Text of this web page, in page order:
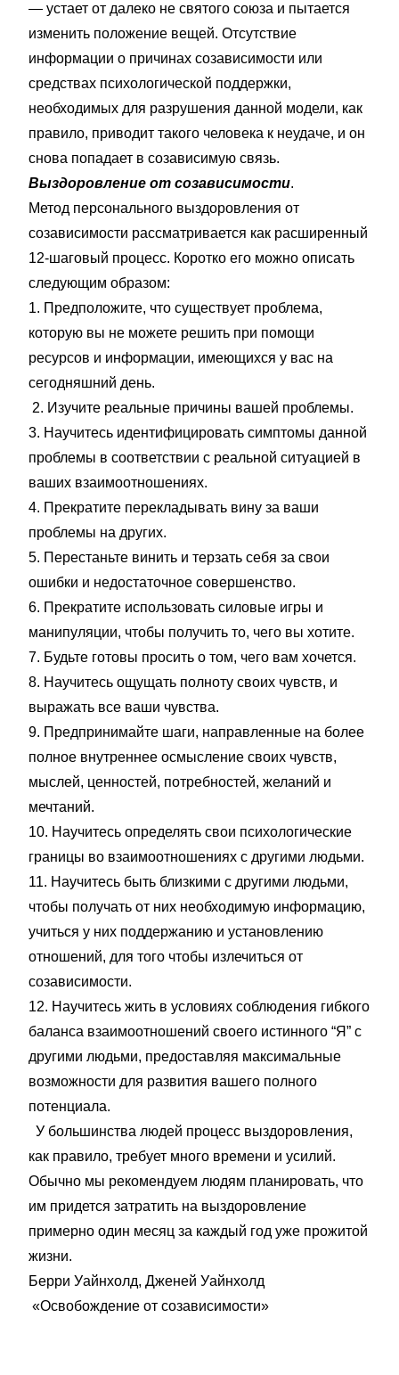
— устает от далеко не святого союза и пытается
изменить положение вещей. Отсутствие
информации о причинах созависимости или
средствах психологической поддержки,
необходимых для разрушения данной модели, как
правило, приводит такого человека к неудаче, и он
снова попадает в созависимую связь.
Выздоровление от созависимости.
Метод персонального выздоровления от
созависимости рассматривается как расширенный
12-шаговый процесс. Коротко его можно описать
следующим образом:
1. Предположите, что существует проблема,
которую вы не можете решить при помощи
ресурсов и информации, имеющихся у вас на
сегодняшний день.
2. Изучите реальные причины вашей проблемы.
3. Научитесь идентифицировать симптомы данной
проблемы в соответствии с реальной ситуацией в
ваших взаимоотношениях.
4. Прекратите перекладывать вину за ваши
проблемы на других.
5. Перестаньте винить и терзать себя за свои
ошибки и недостаточное совершенство.
6. Прекратите использовать силовые игры и
манипуляции, чтобы получить то, чего вы хотите.
7. Будьте готовы просить о том, чего вам хочется.
8. Научитесь ощущать полноту своих чувств, и
выражать все ваши чувства.
9. Предпринимайте шаги, направленные на более
полное внутреннее осмысление своих чувств,
мыслей, ценностей, потребностей, желаний и
мечтаний.
10. Научитесь определять свои психологические
границы во взаимоотношениях с другими людьми.
11. Научитесь быть близкими с другими людьми,
чтобы получать от них необходимую информацию,
учиться у них поддержанию и установлению
отношений, для того чтобы излечиться от
созависимости.
12. Научитесь жить в условиях соблюдения гибкого
баланса взаимоотношений своего истинного “Я” с
другими людьми, предоставляя максимальные
возможности для развития вашего полного
потенциала.
У большинства людей процесс выздоровления,
как правило, требует много времени и усилий.
Обычно мы рекомендуем людям планировать, что
им придется затратить на выздоровление
примерно один месяц за каждый год уже прожитой
жизни.
Берри Уайнхолд, Дженей Уайнхолд
«Освобождение от созависимости»